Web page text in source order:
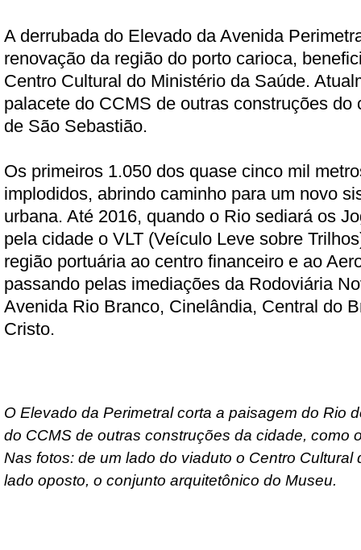
A derrubada do Elevado da Avenida
renovação da região do porto carioca,
Centro Cultural do Ministério da Saúde.
palacete do CCMS de outras construções do
de São Sebastião.
Os primeiros 1.050 dos quase cinco mil
implodidos, abrindo caminho para um novo
urbana. Até 2016, quando o Rio sediará os
pela cidade o VLT (Veículo Leve sobre
região portuária ao centro financeiro e ao
passando pelas imediações da Rodoviária
Avenida Rio Branco, Cinelândia, Central do
Cristo.
O Elevado da Perimetral corta a paisagem do Rio
do CCMS de outras construções da cidade, como
Nas fotos: de um lado do viaduto o Centro Cultural
lado oposto, o conjunto arquitetônico do Museu.